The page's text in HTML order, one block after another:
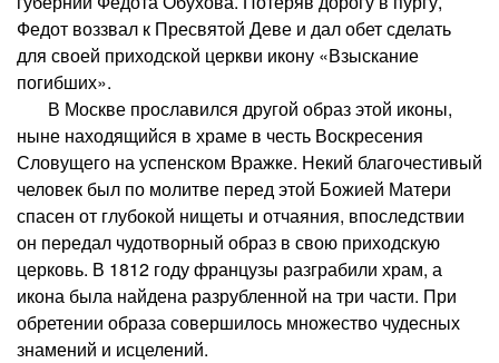
Федот воззвал к Пресвятой Деве и дал обет сделать
для своей приходской церкви икону «Взыскание
погибших».
В Москве прославился другой образ этой иконы,
ныне находящийся в храме в честь Воскресения
Словущего на успенском Вражке. Некий благочестивый
человек был по молитве перед этой Божией Матери
спасен от глубокой нищеты и отчаяния, впоследствии
он передал чудотворный образ в свою приходскую
церковь. В 1812 году французы разграбили храм, а
икона была найдена разрубленной на три части. При
обретении образа совершилось множество чудесных
знамений и исцелений.